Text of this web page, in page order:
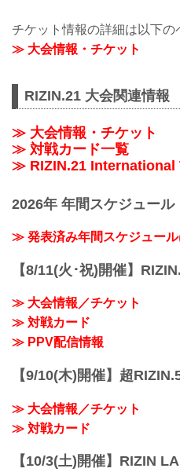
チケット情報の詳細は以下の
≫ 大会情報・チケット
RIZIN.21 大会関連情報
≫ 大会情報・チケット
≫ 対戦カード一覧
≫ RIZIN.21 International
2026年 年間スケジュール
≫ 発表済み年間スケジュール
【8/11(火･祝)開催】
≫ 大会情報／チケット
≫ 対戦カード
≫ PPV配信情報
【9/10(木)開催】超
≫ 大会情報／チケット
≫ 対戦カード
【10/3(土)開催】RIZIN